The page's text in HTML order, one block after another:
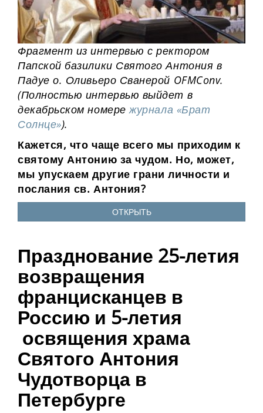
Фрагмент из интервью с ректором
Папской базилики Святого Антония в
Падуе о. Оливьеро Сванерой OFMConv.
(Полностью интервью выйдет в
декабрьском номережурнала «Брат
Солнце»).
Кажется, что чаще всего мы приходим к
святому Антонию за чудом. Но, может,
мы упускаем другие грани личности и
послания св. Антония?
ОТКРЫТЬ
Празднование 25-летия
возвращения
францисканцев в
Россию и 5-летия
освящения храма
Святого Антония
Чудотворца в
Петербурге